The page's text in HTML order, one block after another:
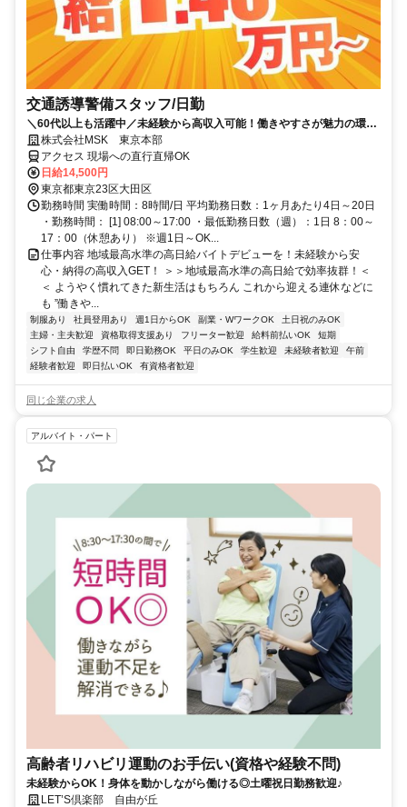
交通誘導警備スタッフ/日勤
＼60代以上も活躍中／未経験から高収入可能！働きやすさが魅力の環境
で警備員デビューをしませんか！【月収29万円可能！日払いもOK！】
勤務3日前迄シフト申請が可能です！週1日～・短期もOK！あなたのラ
イフスタイルに合わせてお仕事しませんか！未経験者大歓迎！年代幅広
く活躍しています。
株式会社MSK 東京本部
アクセス 現場への直行直帰OK
日給14,500円
東京都東京23区大田区
勤務時間 実働時間：8時間/日 平均勤務日数：1ヶ月あたり4日～20日
・勤務時間： [1] 08:00～17:00 ・最低勤務日数（週）：1日 8：00～
17：00（休憩あり） ※週1日～OK...
仕事内容 地域最高水準の高日給バイトデビューを！未経験から安
心・納得の高収入GET！ ＞＞地域最高水準の高日給で効率抜群！＜
＜ ようやく慣れてきた新生活はもちろん これから迎える連休などに
も ”働きや...
制服あり 社員登用あり 週1日からOK 副業・WワークOK
土日祝のみOK
主婦・主夫歓迎
資格取得支援あり フリーター歓迎 給料前払いOK
短期
シフト自由
学歴不問 即日勤務OK 平日のみOK 学生歓迎 未経験者歓迎
午前
経験者歓迎
即日払いOK 有資格者歓迎
同じ企業の求人
アルバイト・パート
高齢者リハビリ運動のお手伝い(資格や経験不問)
未経験からOK！身体を動かしながら働ける◎土曜祝日勤務歓迎♪
LET’S倶楽部 自由が丘